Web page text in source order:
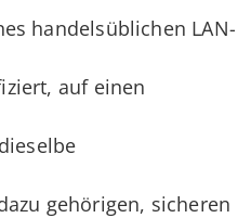
handelsüblichen LAN-
auf einen
gehörigen, sicheren